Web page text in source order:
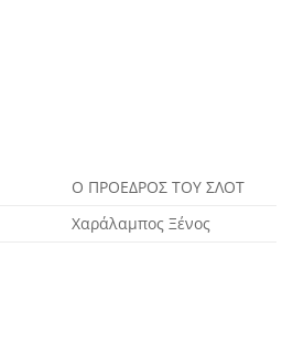
Ο ΠΡΟΕΔΡΟΣ ΤΟΥ ΣΛΟΤ
Χαράλαμπος Ξένος